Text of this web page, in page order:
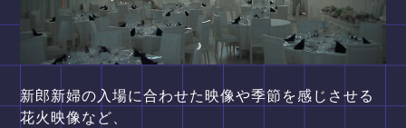
新郎新婦の入場に合わせた映像や季節を感じさせる
花火映像など、